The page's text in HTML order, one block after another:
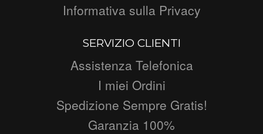
Informativa sulla Privacy
SERVIZIO CLIENTI
Assistenza Telefonica
I miei Ordini
Spedizione Sempre Gratis!
Garanzia 100%